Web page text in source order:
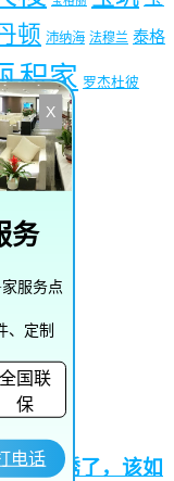
顿 沛纳海 法穆兰 泰格
积家 罗杰杜彼
达
表生锈了，该如
X
务
服务点
、定制
全国联
保
电话